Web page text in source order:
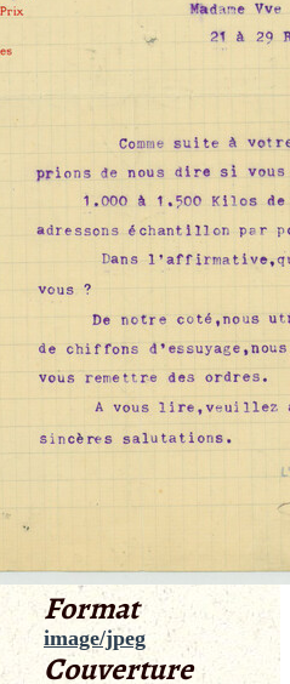
Format
image/jpeg
Couverture